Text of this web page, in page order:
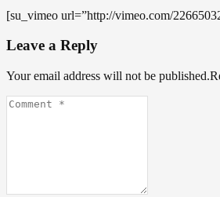
[su_vimeo url=”http://vimeo.com/
Leave a Reply
Your email address will not be
Comment